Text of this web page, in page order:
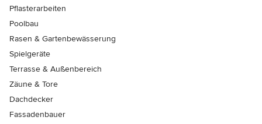
Pflasterarbeiten
Poolbau
Rasen & Gartenbewässerung
Spielgeräte
Terrasse & Außenbereich
Zäune & Tore
Dachdecker
Fassadenbauer